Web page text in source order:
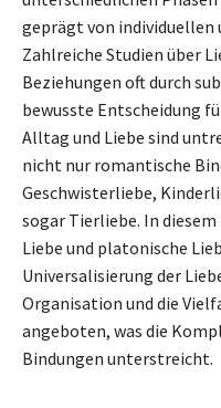
geprägt von individuellen
Zahlreiche Studien über
Beziehungen oft durch
bewusste Entscheidung
Alltag und Liebe sind
nicht nur romantische
Geschwisterliebe,
sogar Tierliebe. In
Liebe und platonische
Universalisierung der
Organisation und die
angeboten, was die
Bindungen unterstreicht.